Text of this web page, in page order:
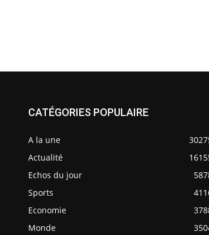
CATÉGORIES POPULAIRE
A la une
Actualité
Echos du jour
Sports
Economie
Monde